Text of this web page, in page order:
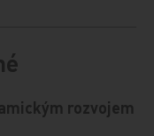
rozvojem